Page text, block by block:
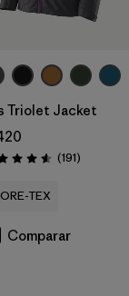
Triolet Jacket
4.6 / 5
(191Reseñas
)
TEX
Comparar